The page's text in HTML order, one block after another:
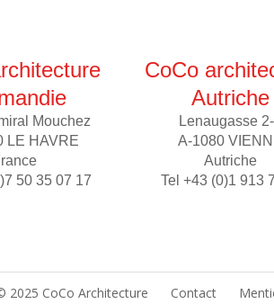
Mouchez
LE HAVRE
50 35 07 17
CoCo
Autriche
Lenaugasse
A-1080
Autriche
Tel +43 (0)1 913
Contact
2025 CoCo Architecture